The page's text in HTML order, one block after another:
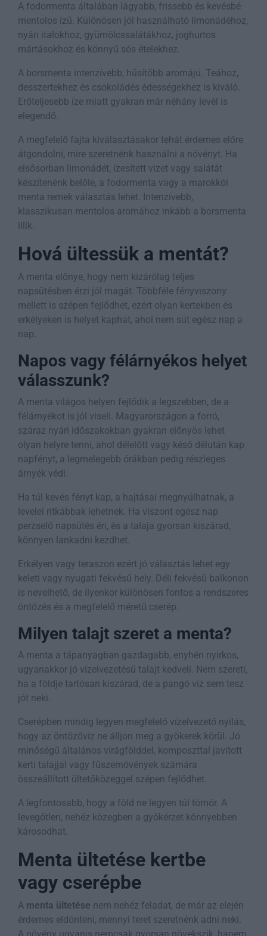
A fodormenta általában lágyabb, frissebb és kevésbé
mentolos ízű. Különösen jól használható limonádéhoz,
nyári italokhoz, gyümölcssalátákhoz, joghurtos
mártásokhoz és könnyű sós ételekhez.
A borsmenta intenzívebb, hűsítőbb aromájú. Teához,
desszertekhez és csokoládés édességekhez is kiváló.
Erőteljesebb íze miatt gyakran már néhány levél is
elegendő.
A megfelelő fajta kiválasztásakor tehát érdemes előre
átgondolni, mire szeretnénk használni a növényt. Ha
elsősorban limonádét, ízesített vizet vagy salátát
készítenénk belőle, a fodormenta vagy a marokkói
menta remek választás lehet. Intenzívebb,
klasszikusan mentolos aromához inkább a borsmenta
illik.
Hová ültessük a mentát?
A menta előnye, hogy nem kizárólag teljes
napsütésben érzi jól magát. Többféle fényviszony
mellett is szépen fejlődhet, ezért olyan kertekben és
erkélyeken is helyet kaphat, ahol nem süt egész nap a
nap.
Napos vagy félárnyékos helyet
válasszunk?
A menta világos helyen fejlődik a legszebben, de a
félárnyékot is jól viseli. Magyarországon a forró,
száraz nyári időszakokban gyakran előnyös lehet
olyan helyre tenni, ahol délelőtt vagy késő délután kap
napfényt, a legmelegebb órákban pedig részleges
árnyék védi.
Ha túl kevés fényt kap, a hajtásai megnyúlhatnak, a
levelei ritkábbak lehetnek. Ha viszont egész nap
perzselő napsütés éri, és a talaja gyorsan kiszárad,
könnyen lankadni kezdhet.
Erkélyen vagy teraszon ezért jó választás lehet egy
keleti vagy nyugati fekvésű hely. Déli fekvésű balkonon
is nevelhető, de ilyenkor különösen fontos a rendszeres
öntözés és a megfelelő méretű cserép.
Milyen talajt szeret a menta?
A menta a tápanyagban gazdagabb, enyhén nyirkos,
ugyanakkor jó vízelvezetésű talajt kedveli. Nem szereti,
ha a földje tartósan kiszárad, de a pangó víz sem tesz
jót neki.
Cserépben mindig legyen megfelelő vízelvezető nyílás,
hogy az öntözővíz ne álljon meg a gyökerek körül. Jó
minőségű általános virágfölddel, komposzttal javított
kerti talajjal vagy fűszernövények számára
összeállított ültetőközeggel szépen fejlődhet.
A legfontosabb, hogy a föld ne legyen túl tömör. A
levegőtlen, nehéz közegben a gyökérzet könnyebben
károsodhat.
Menta ültetése kertbe
vagy cserépbe
A menta ültetése nem nehéz feladat, de már az elején
érdemes eldönteni, mennyi teret szeretnénk adni neki.